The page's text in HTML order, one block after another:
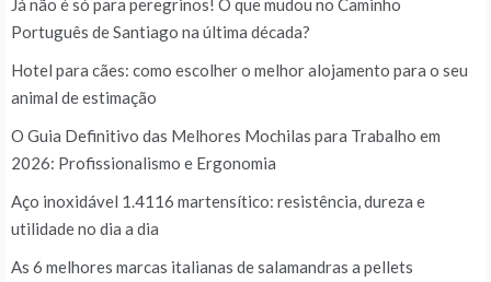
Já não é só para peregrinos! O que mudou no Caminho
Português de Santiago na última década?
Hotel para cães: como escolher o melhor alojamento para o seu
animal de estimação
O Guia Definitivo das Melhores Mochilas para Trabalho em
2026: Profissionalismo e Ergonomia
Aço inoxidável 1.4116 martensítico: resistência, dureza e
utilidade no dia a dia
As 6 melhores marcas italianas de salamandras a pellets